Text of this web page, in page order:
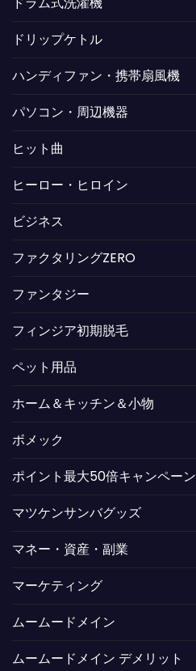
ドリップケトル
ハンディファン・携帯扇風機
パソコン・周辺機器
ヒット曲
ヒーロー・ヒロイン
ビジネス
ファクタリングZERO
ファンタジー
フィンジア初期脱毛
ペット用品
ホーム＆キッチン＆小物
ボメック
ポイント最大50倍キャンペーン
マツケンサンバグッズ
マネー・資産・副業
マーケティング
ムームードメイン
ムームードメイン デメリット